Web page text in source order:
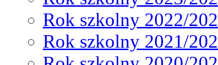
Rok szkolny 2022/
Rok szkolny 2021/